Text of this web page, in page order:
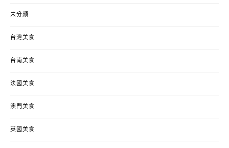
未分類
台灣美食
台南美食
法國美食
澳門美食
英國美食